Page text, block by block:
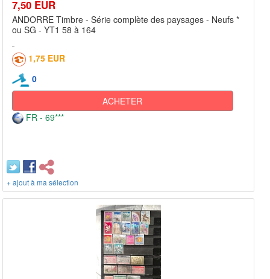
7,50 EUR
ANDORRE Timbre - Série complète des paysages - Neufs *
ou SG - YT1 58 à 164
1,75 EUR
0
ACHETER
FR - 69***
+ ajout à ma sélection